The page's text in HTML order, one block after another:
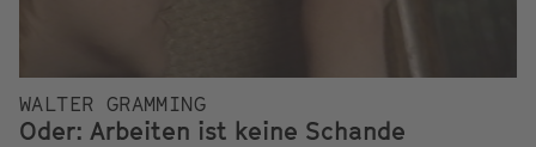
WALTER GRAMMING
Oder: Arbeiten ist keine Schande